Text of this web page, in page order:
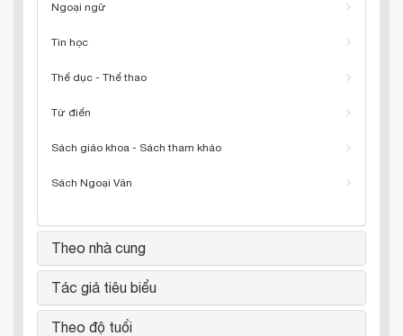
Ngoại ngữ
Tin học
Thể dục - Thể thao
Từ điển
Sách giáo khoa - Sách tham khảo
Sách Ngoại Văn
Theo nhà cung
Tác giả tiêu biểu
Theo độ tuổi